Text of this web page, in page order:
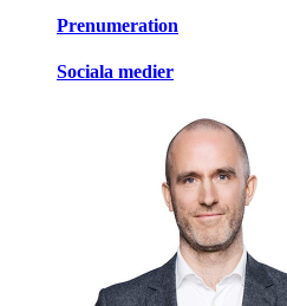
Prenumeration
Sociala medier